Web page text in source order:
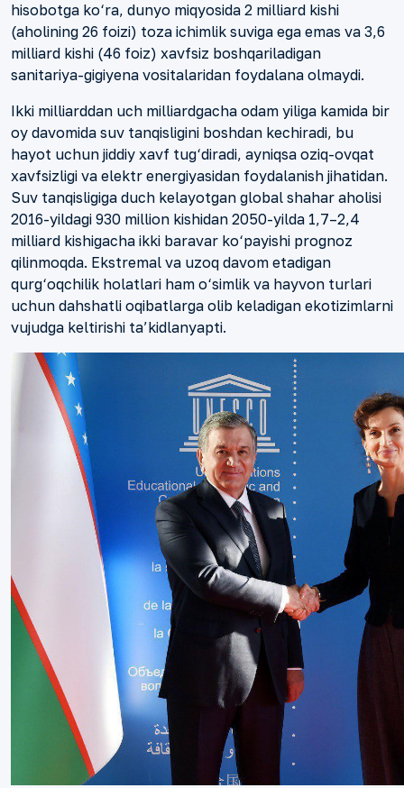
hisobotga ko‘ra, dunyo miqyosida 2 milliard kishi
(aholining 26 foizi) toza ichimlik suviga ega emas va 3,6
milliard kishi (46 foiz) xavfsiz boshqariladigan
sanitariya-gigiyena vositalaridan foydalana olmaydi.
Ikki milliarddan uch milliardgacha odam yiliga kamida bir
oy davomida suv tanqisligini boshdan kechiradi, bu
hayot uchun jiddiy xavf tug‘diradi, ayniqsa oziq-ovqat
xavfsizligi va elektr energiyasidan foydalanish jihatidan.
Suv tanqisligiga duch kelayotgan global shahar aholisi
2016-yildagi 930 million kishidan 2050-yilda 1,7–2,4
milliard kishigacha ikki baravar ko‘payishi prognoz
qilinmoqda. Ekstremal va uzoq davom etadigan
qurg‘oqchilik holatlari ham o‘simlik va hayvon turlari
uchun dahshatli oqibatlarga olib keladigan ekotizimlarni
vujudga keltirishi ta’kidlanyapti.